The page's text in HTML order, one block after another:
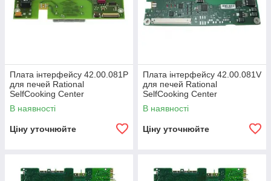
Плата інтерфейсу 42.00.081Р
для печей Rational
SelfCooking Center
61/101/201
В наявності
Ціну уточнюйте
Плата інтерфейсу 42.00.081V
для печей Rational
SelfCooking Center
XS/VarioCooking Center
В наявності
Ціну уточнюйте